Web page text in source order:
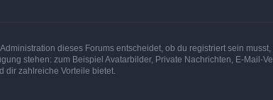
dieses Forums entscheidet, ob du registriert sein
stehen: zum Beispiel Avatarbilder, Private Nachrichten, E-Mail-
dir zahlreiche Vorteile bietet.